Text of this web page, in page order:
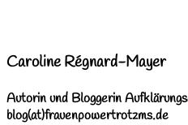
Caroline Régnard-Mayer
Autorin und Bloggerin
blog(at)frauenpowertrotzms.de